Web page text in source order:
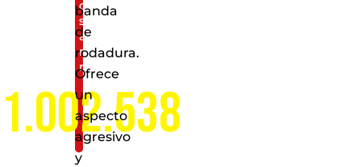
de
servicio
a
nivel
nacional
banda
de
rodadura.
Ofrece
un
aspecto
agresivo
y